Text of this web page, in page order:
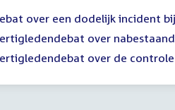
over een dodelijk incident
over
over de